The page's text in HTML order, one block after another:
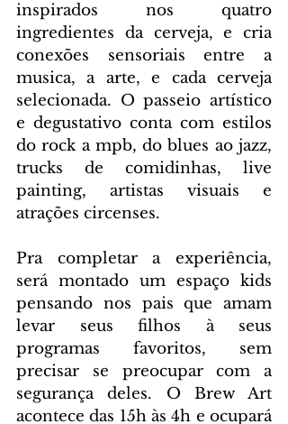
inspirados nos quatro
ingredientes da cerveja, e cria
conexões sensoriais entre a
musica, a arte, e cada cerveja
selecionada. O passeio artístico
e degustativo conta com estilos
do rock a mpb, do blues ao jazz,
trucks de comidinhas, live
painting, artistas visuais e
atrações circenses.
Pra completar a experiência,
será montado um espaço kids
pensando nos pais que amam
levar seus filhos à seus
programas favoritos, sem
precisar se preocupar com a
segurança deles. O Brew Art
acontece das 15h às 4h e ocupará